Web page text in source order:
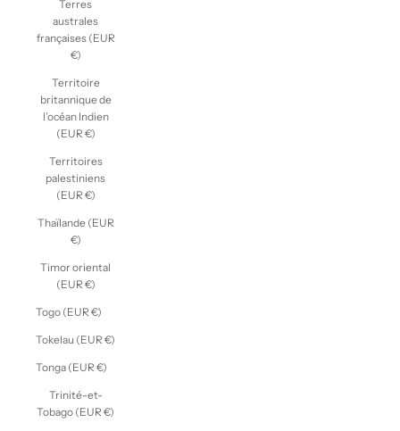
Terres
australes
françaises (EUR
€)
Territoire
britannique de
l’océan Indien
(EUR €)
Territoires
palestiniens
(EUR €)
Thaïlande (EUR
€)
Timor oriental
(EUR €)
Togo (EUR €)
Tokelau (EUR €)
Tonga (EUR €)
Trinité-et-
Tobago (EUR €)